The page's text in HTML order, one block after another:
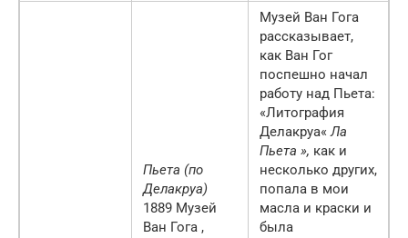
Пьета (по
Делакруа)
1889 Музей
Ван Гога ,
Музей Ван Гога
рассказывает,
как Ван Гог
поспешно начал
работу над Пьета:
«Литография
Делакруа«Ла
Пьета », как и
несколько других,
попала в мои
масла и краски и
была